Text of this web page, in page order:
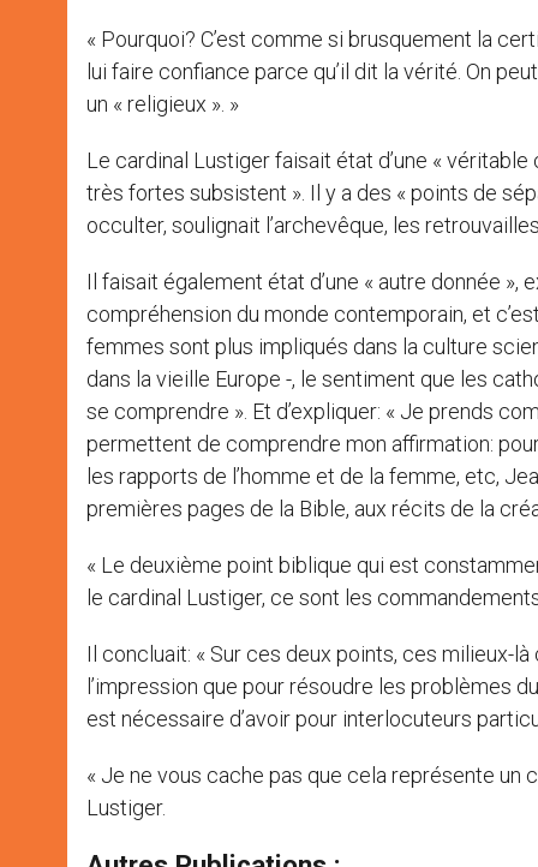
« Pourquoi? C’est comme si brusquement la
lui faire confiance parce qu’il dit la vérité. On
un « religieux ». »
Le cardinal Lustiger faisait état d’une «
très fortes subsistent ». Il y a des « points de
occulter, soulignait l’archevêque, les
Il faisait également état d’une « autre donnée
compréhension du monde contemporain, et
femmes sont plus impliqués dans la culture
dans la vieille Europe -, le sentiment que les
se comprendre ». Et d’expliquer: « Je prends
permettent de comprendre mon affirmation:
les rapports de l’homme et de la femme, etc,
premières pages de la Bible, aux récits de la
« Le deuxième point biblique qui est
le cardinal Lustiger, ce sont les
Il concluait: « Sur ces deux points, ces milieux-
l’impression que pour résoudre les problèmes
est nécessaire d’avoir pour interlocuteurs
« Je ne vous cache pas que cela représente un
Lustiger.